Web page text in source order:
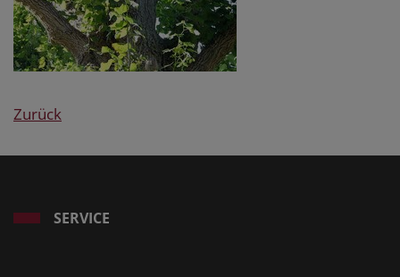
Zurück
SERVICE